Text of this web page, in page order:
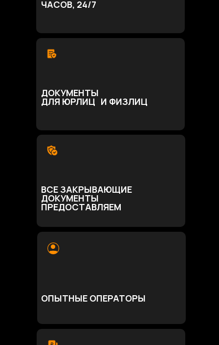
ЧАСОВ, 24/7
ОПЫТНЫЕ ОПЕРАТОРЫ
ДОКУМЕНТЫ
ДЛЯ ЮРЛИЦ И ФИЗЛИЦ
ВСЕ ЗАКРЫВАЮЩИЕ
ДОКУМЕНТЫ
ПРЕДОСТАВЛЯЕМ